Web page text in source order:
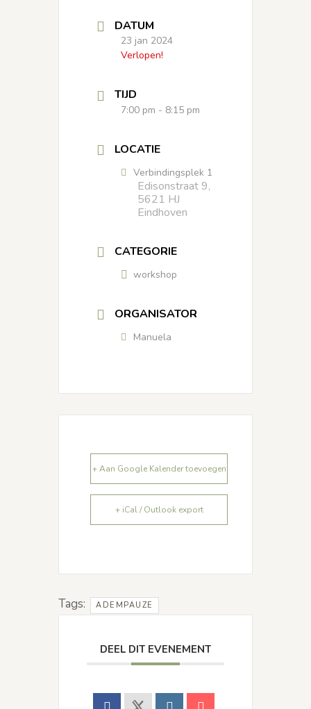
DATUM
23 jan 2024
Verlopen!
TIJD
7:00 pm - 8:15 pm
LOCATIE
Verbindingsplek 1
Edisonstraat 9,
5621 HJ
Eindhoven
CATEGORIE
workshop
ORGANISATOR
Manuela
+ Aan Google Kalender toevoegen
+ iCal / Outlook export
Tags: ADEMPAUZE
DEEL DIT EVENEMENT